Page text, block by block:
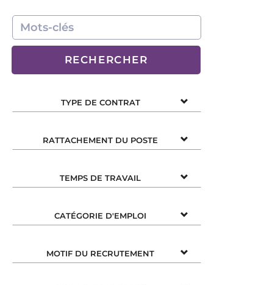
RECHERCHER
TYPE DE CONTRAT
RATTACHEMENT DU POSTE
TEMPS DE TRAVAIL
CATÉGORIE D'EMPLOI
MOTIF DU RECRUTEMENT